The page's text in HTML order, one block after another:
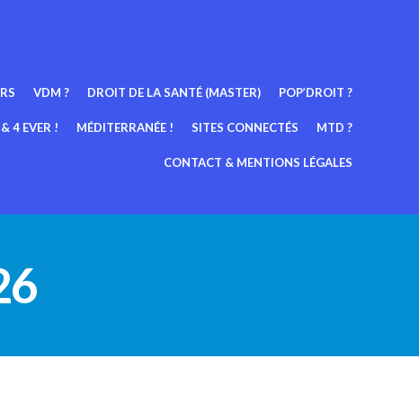
VDM ? DROIT DE LA SANTÉ (MASTER) POP’DROIT ?
4 EVER ! MÉDITERRANÉE ! SITES CONNECTÉS MTD ?
CONTACT & MENTIONS LÉGALES